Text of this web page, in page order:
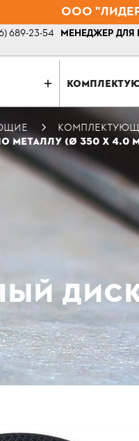
ООО
689-23-54 МЕНЕДЖЕР
МЕТАЛЛУ (Ø 350 Х 4.0